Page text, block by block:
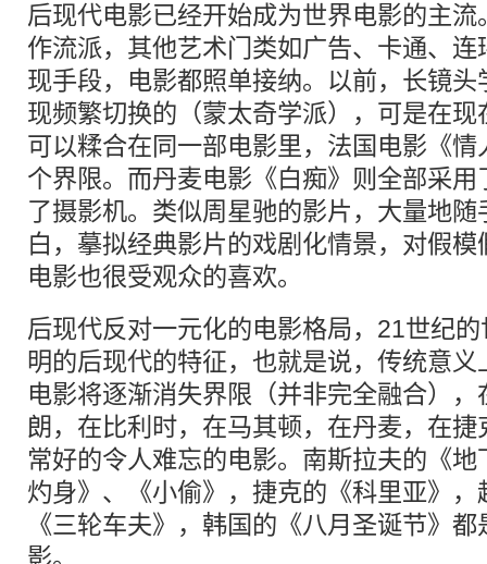
后现代电影已经开始成为世界电影的主
作流派，其他艺术门类如广告、卡通、
现手段，电影都照单接纳。以前，长镜
现频繁切换的（蒙太奇学派），可是在
可以糅合在同一部电影里，法国电影《
个界限。而丹麦电影《白痴》则全部采
了摄影机。类似周星驰的影片，大量地
白，摹拟经典影片的戏剧化情景，对假
电影也很受观众的喜欢。
后现代反对一元化的电影格局，21世纪
明的后现代的特征，也就是说，传统意
电影将逐渐消失界限（并非完全融合）
朗，在比利时，在马其顿，在丹麦，在
常好的令人难忘的电影。南斯拉夫的《
灼身》、《小偷》，捷克的《科里亚》
《三轮车夫》，韩国的《八月圣诞节》
影。